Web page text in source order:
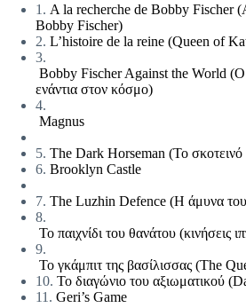
1. A la recherche de Bobby Fischer
Bobby Fischer)
2. L’histoire de la reine (Queen of
3.
Bobby Fischer Against the World
ενάντια στον κόσμο)
4.
Magnus
5. The Dark Horseman (Το σκοτεινό
6. Brooklyn Castle
7. The Luzhin Defence (Η άμυνα
8.
Το παιχνίδι του θανάτου (κινήσεις
9.
Το γκάμπιτ της βασίλισσας (The
10. Το διαγώνιο του αξιωματικού
11. Geri’s Game